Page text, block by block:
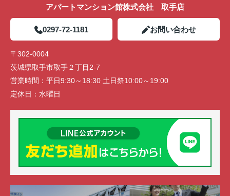
アパートマンション館株式会社 取手店
0297-72-1181 お問い合わせ
〒302-0004
茨城県取手市取手２丁目2-7
営業時間： 平日9:30～18:30 土日祭10:00～19:00
定休日： 水曜日